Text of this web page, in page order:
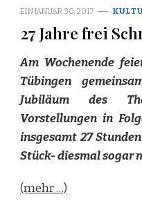
EINJANUAR 30, 2017
27 Jahre frei
Am Wochenende
Tübingen
Jubiläum des
Vorstellungen in
insgesamt 27
Stück- diesmal sogar
(mehr …)